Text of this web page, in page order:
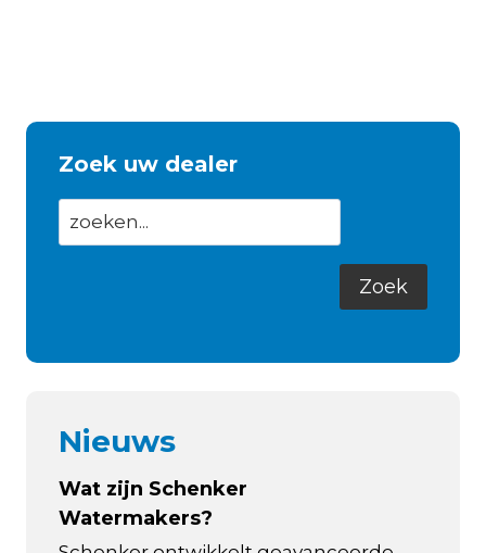
Zoek uw dealer
Nieuws
Wat zijn Schenker
Watermakers?